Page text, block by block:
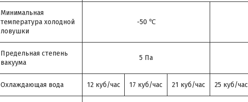
Минимальная
температура холодной
ловушки
-50 ℃
Предельная степень
вакуума
5 Па
Охлаждающая вода 12 куб/час 17 куб/час 21 куб/час 25 куб/час